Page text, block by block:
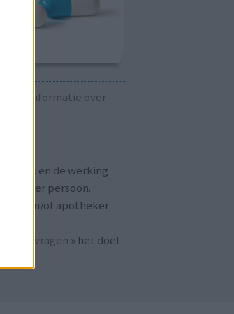
voor informatie over
en de werking
per persoon.
arts en/of apotheker
vragen » het doel